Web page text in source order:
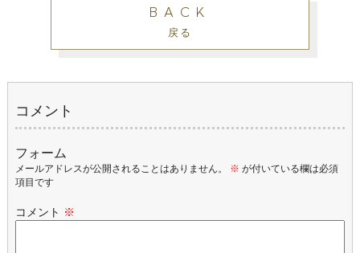
BACK
戻る
コメント
フォーム
メールアドレスが公開されることはありません。 ※ が付いている欄は必須
項目です
コメント ※